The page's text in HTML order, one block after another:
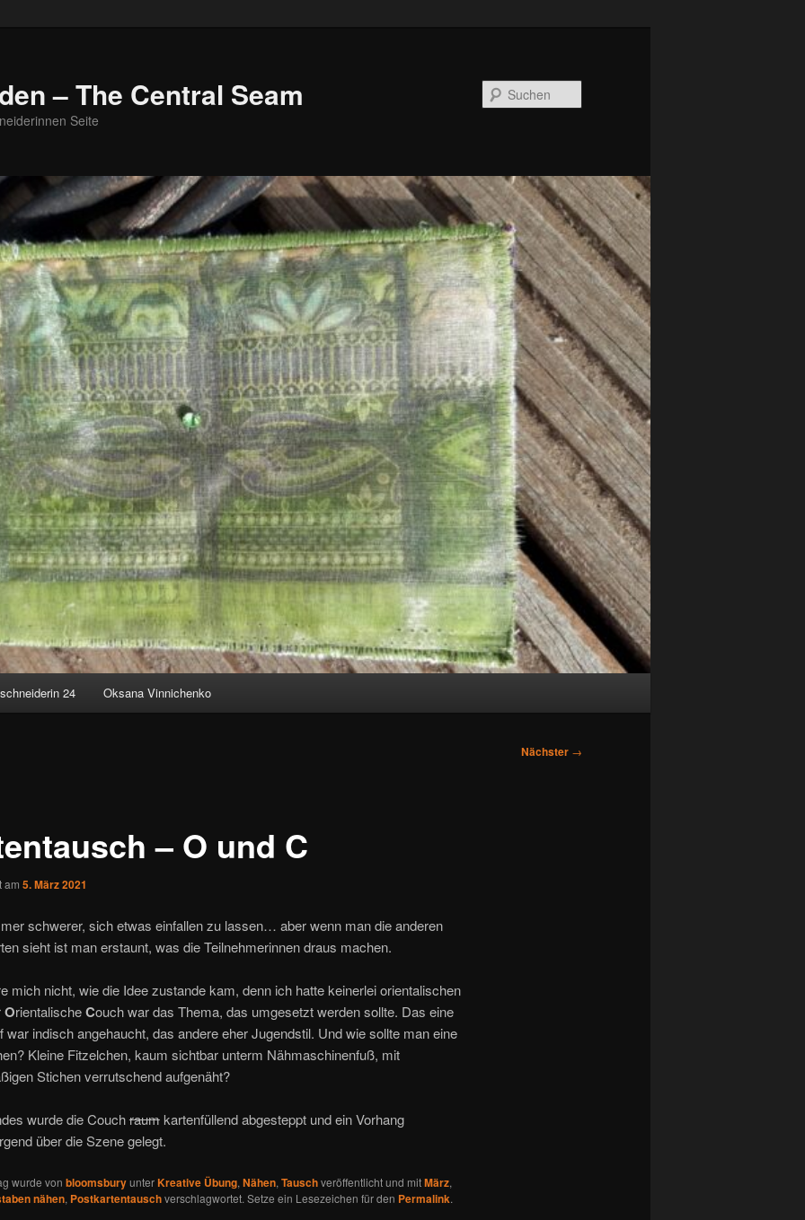
– The Central Seam
Seite
24 Oksana Vinnichenko
Nächster →
– O und C
am 5. März 2021
schwerer, sich etwas einfallen zu lassen… aber wenn man die anderen
sieht ist man erstaunt, was die Teilnehmerinnen draus machen.
mich nicht, wie die Idee zustande kam, denn ich hatte keinerlei orientalischen
OrientalischeCouch war das Thema, das umgesetzt werden sollte. Das eine
war indisch angehaucht, das andere eher Jugendstil. Und wie sollte man eine
Kleine Fitzelchen, kaum sichtbar unterm Nähmaschinenfuß, mit
Stichen verrutschend aufgenäht?
wurde die Couchraumkartenfüllend abgesteppt und ein Vorhang
über die Szene gelegt.
wurde von bloomsburyunterKreative Übung, Nähen, Tauschveröffentlicht und mitMärz,
nähen, Postkartentauschverschlagwortet. Setze ein Lesezeichen für den Permalink.